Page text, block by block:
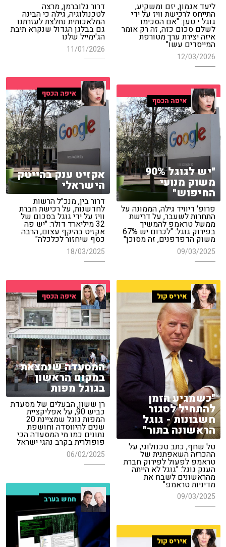
ליעד אגמון, יזם ומשקיע,
התייחס לרכישת וויז על ידי
גוגל • טען: "אם הסכימו
לשלם סכום כזה, זה רק אומר
איזה יצירת ערך מטורפת
המייסדים עשו"
12/03/2026
דרור גלוברמן, מרצה
לטכנולוגיה, גילה כי הבינה
המלאכותית נחלצת לעזרתנו
גם בבלגן הגדול שנקרא תיבת
הג'ימייל שלנו
11/01/2026
איפה הכסף
אקזיט ענק בהייטק
הישראלי
דרור בין, מנכ"ל הרשות
לחדשנות, על רכישת חברת
וויז על ידי גוגל בסכום של
32 מיליארד דולר: "יש פה
אקזיט בהיקף עצום, הרבה
כסף שיחזור לכלכלה"
18/03/2025
איפה הכסף
"יש לגוגל 90%
משוק מנועי
החיפוש"
פרופ' דיוויד גילה, הממונה על
התחרות לשעבר, על דרישת
ממשל טראמפ להמשיך
בפירוק גוגל: "לכרום יש 67%
משוק הדפדפנים, זה מסוכן"
09/03/2025
איריס קול
"כשמגיע הזמן
להתחיל לסגור
חשבונות - גוגל
הראשונה בתור"
טל שחף, כתב טכנולוגי, על
ההכרזה השאפתנית של
טראמפ לפעול לפירוק חברת
הענק גוגל: "גוגל לא הייתה
מהראשונים לשבח את
מדיניות טראמפ"
09/03/2025
איפה הכסף
המסעדה שנמצאת
במקום הראשון
בגוגל מפות
רן ששון, הבעלים של מסעדת
כביש 90, על אפליקציית
המפות גוגל שמציינת 20
שנים להיווסדה וחושפת
נתונים כמו מי המסעדה הכי
פופולרית בקרב נהגי ישראל
06/02/2025
חמש בערב
איריס קול